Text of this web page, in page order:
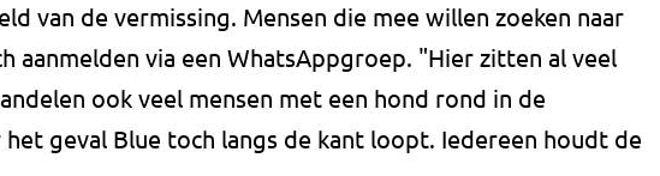
van de vermissing. Mensen die mee willen zoeken naar
aanmelden via een WhatsAppgroep. "Hier zitten al veel
ook veel mensen met een hond rond in de
geval Blue toch langs de kant loopt. Iedereen houdt de